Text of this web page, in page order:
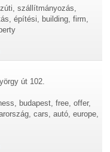
szállítmányozás,
építési, building, firm,
út 102.
budapest, free, offer,
cars, autó, europe,